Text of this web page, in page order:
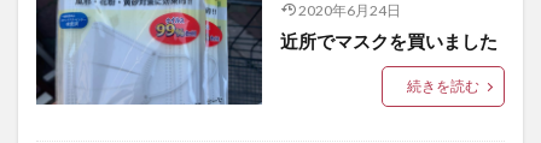
2020年6月24日
近所でマスクを買いました
続きを読む